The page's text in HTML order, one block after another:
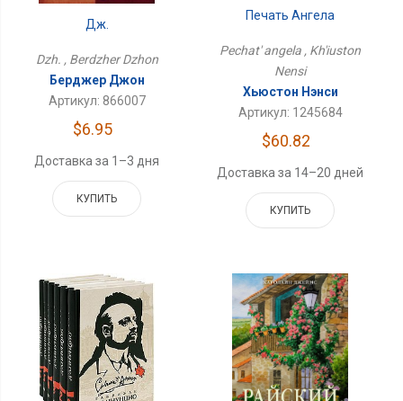
Дж.
Dzh. , Berdzher Dzhon
Берджер Джон
Артикул: 866007
$6.95
Доставка за 1–3 дня
КУПИТЬ
Печать Ангела
Pechat' angela , Kh'iuston
Nensi
Хьюстон Нэнси
Артикул: 1245684
$60.82
Доставка за 14–20 дней
КУПИТЬ